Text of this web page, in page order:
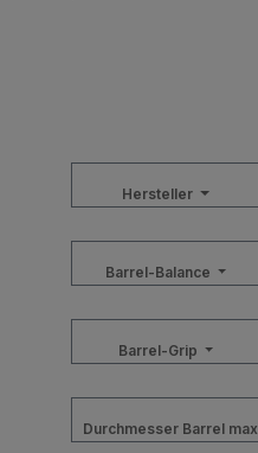
Hersteller
Barrel-Balance
Barrel-Grip
Durchmesser Barrel max